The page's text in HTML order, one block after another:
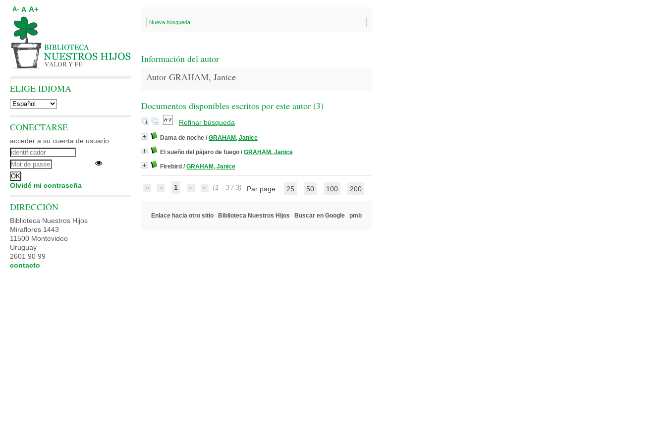
Nueva búsqueda
Información del autor
Autor GRAHAM, Janice
Documentos disponibles escritos por este autor (3)
Refinar búsqueda
Dama de noche / GRAHAM, Janice
El sueño del pájaro de fuego / GRAHAM, Janice
Firebird / GRAHAM, Janice
1 (1 - 3 / 3) Par page : 25 50 100 200
Enlace hacia otro sitio Biblioteca Nuestros Hijos Buscar en Google pmb
A- A A+
ELIGE IDIOMA
CONECTARSE
acceder a su cuenta de usuario
Olvidé mi contraseña
DIRECCIÓN
Biblioteca Nuestros Hijos
Miraflores 1443
11500 Montevideo
Uruguay
2601 90 99
contacto